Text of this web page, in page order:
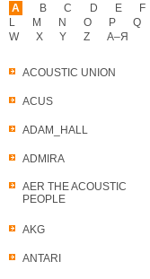
A
ACOUSTIC UNION
ACUS
ADAM_HALL
ADMIRA
AER THE ACOUSTIC
PEOPLE
AKG
ANTARI
B C D E F
L
M N O P Q
W
X Y Z А–Я